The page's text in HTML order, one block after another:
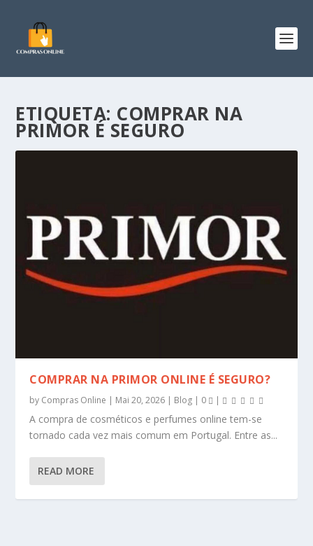
ETIQUETA: COMPRAR NA
PRIMOR É SEGURO
COMPRAR NA PRIMOR ONLINE É SEGURO?
by Compras Online | Mai 20, 2026 | Blog | 0 |
A compra de cosméticos e perfumes online tem-se
tornado cada vez mais comum em Portugal. Entre as...
READ MORE